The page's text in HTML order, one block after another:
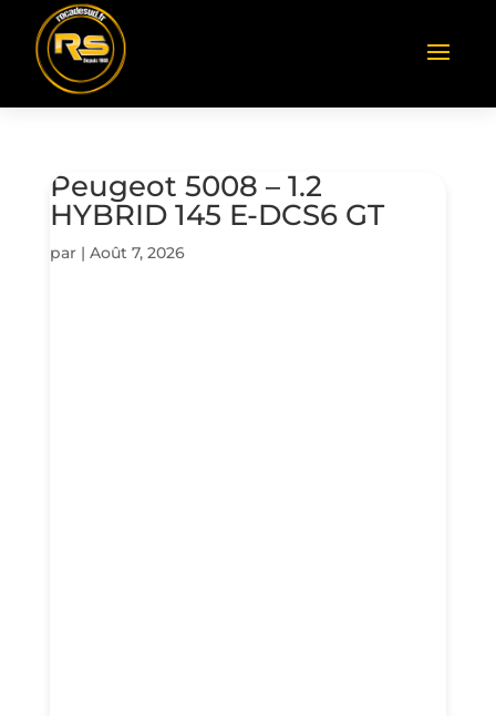
Peugeot 5008 – 1.2
HYBRID 145 E-DCS6 GT
par | Août 7, 2026